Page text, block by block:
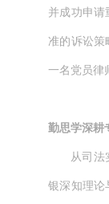
并成功申请
准的诉讼策
一名党员律
勤思学深耕
从司法
银深知理论